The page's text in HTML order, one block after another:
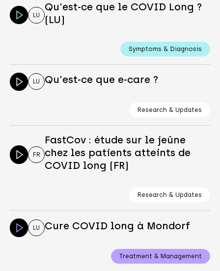
LU
Qu'est-ce que le COVID Long ?
(LU)
Symptoms & Diagnosis
LU Qu'est-ce que e-care ?
Research & Updates
FR
FastCov : étude sur le jeûne
chez les patients atteints de
COVID long (FR)
Research & Updates
LU Cure COVID long à Mondorf
Treatment & Management